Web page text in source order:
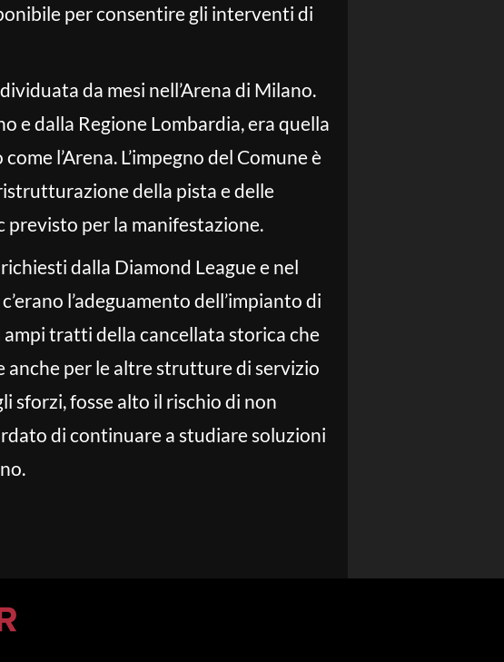
per consentire gli interventi di
da mesi nell’Arena di Milano.
e dalla Regione Lombardia, era quella
l’Arena. L’impegno del Comune è
della pista e delle
previsto per la manifestazione.
dalla Diamond League e nel
l’adeguamento dell’impianto di
tratti della cancellata storica che
per le altre strutture di servizio
sforzi, fosse alto il rischio di non
di continuare a studiare soluzioni